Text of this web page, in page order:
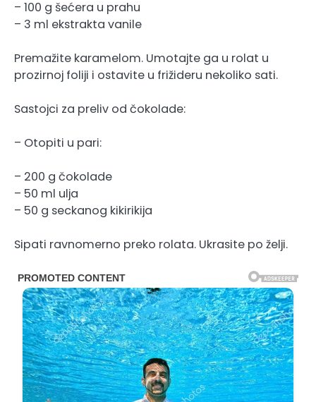
– 100 g šećera u prahu
– 3 ml ekstrakta vanile
Premažite karamelom. Umotajte ga u rolat u
prozirnoj foliji i ostavite u frižideru nekoliko sati.
Sastojci za preliv od čokolade:
– Otopiti u pari:
– 200 g čokolade
– 50 ml ulja
– 50 g seckanog kikirikija
Sipati ravnomerno preko rolata. Ukrasite po želji.